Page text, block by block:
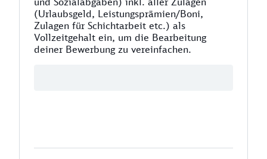
(Urlaubsgeld, Leistungsprämien/Boni,
Zulagen für Schichtarbeit etc.) als
Vollzeitgehalt ein, um die Bearbeitung
deiner Bewerbung zu vereinfachen.